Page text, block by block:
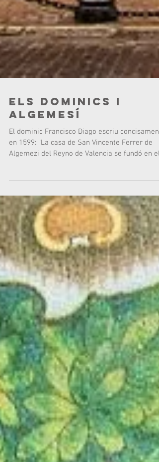
Algemesí
El dominic Francisco Diago escriu concisament
en 1599: “La casa de San Vincente Ferrer de
Algemezi del Reyno de Valencia se fundó en